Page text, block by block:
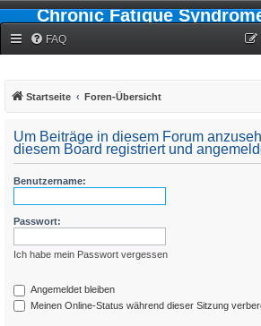
Chronic Fatigue
FAQ
Startseite Foren-Übersicht
Um Beiträge in diesem Forum
diesem Board registriert und
Benutzername:
Passwort:
Ich habe mein Passwort vergessen
Angemeldet bleiben
Meinen Online-Status während dieser Sitzung